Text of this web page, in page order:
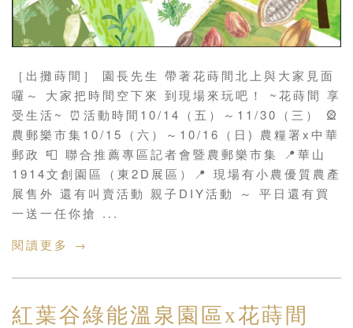
［出攤蒔間］ 園長先生 帶著花蒔間北上與大家見面
囉～ 大家把時間空下來 到現場來玩吧！ ~花蒔間 享
受生活~ ⏰活動時間10/14（五）～11/30（三） 🎡
農郵樂市集10/15（六）～10/16（日) 農糧署x中華
郵政 📮 聯合推薦專區記者會暨農郵樂市集 📍華山
1914文創園區（東2D展區）📍 現場有小農優質農產
展售外 還有叫賣活動 親子DIY活動 ～ 平日還有買
一送一任你搶 ...
閱讀更多 →
紅葉谷綠能溫泉園區x花蒔間